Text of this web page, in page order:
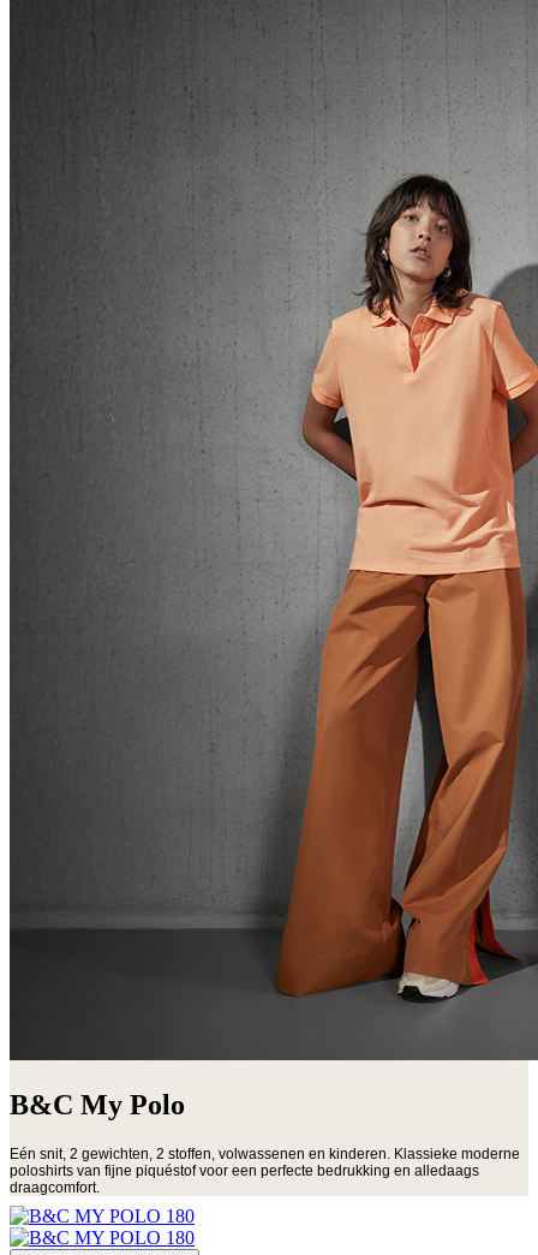
B&C My Polo
Eén snit, 2 gewichten, 2 stoffen, volwassenen en kinderen. Klassieke moderne
poloshirts van fijne piquéstof voor een perfecte bedrukking en alledaags
draagcomfort.